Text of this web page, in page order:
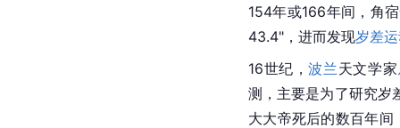
154年或166年间，角
43.4"，进而发现岁差
16世纪，波兰天文学家
测，主要是为了研究岁
大大帝死后的数百年